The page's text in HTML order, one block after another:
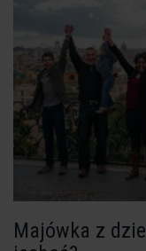
Majówka z